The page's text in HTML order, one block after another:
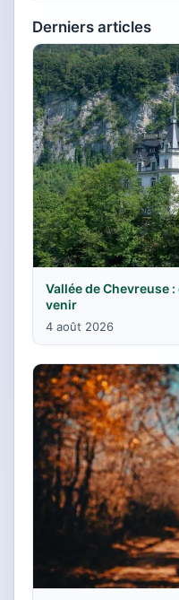
Derniers articles
Vallée de Chevreuse
venir
4 août 2026